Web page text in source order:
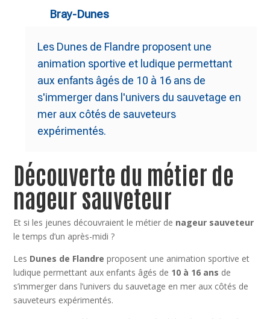
Bray-Dunes
Les Dunes de Flandre proposent une
animation sportive et ludique permettant
aux enfants âgés de 10 à 16 ans de
s'immerger dans l'univers du sauvetage en
mer aux côtés de sauveteurs
expérimentés.
Découverte du métier de
nageur sauveteur
Et si les jeunes découvraient le métier de nageur sauveteur
le temps d’un après-midi ?
Les Dunes de Flandre proposent une animation sportive et
ludique permettant aux enfants âgés de 10 à 16 ans de
s’immerger dans l’univers du sauvetage en mer aux côtés de
sauveteurs expérimentés.